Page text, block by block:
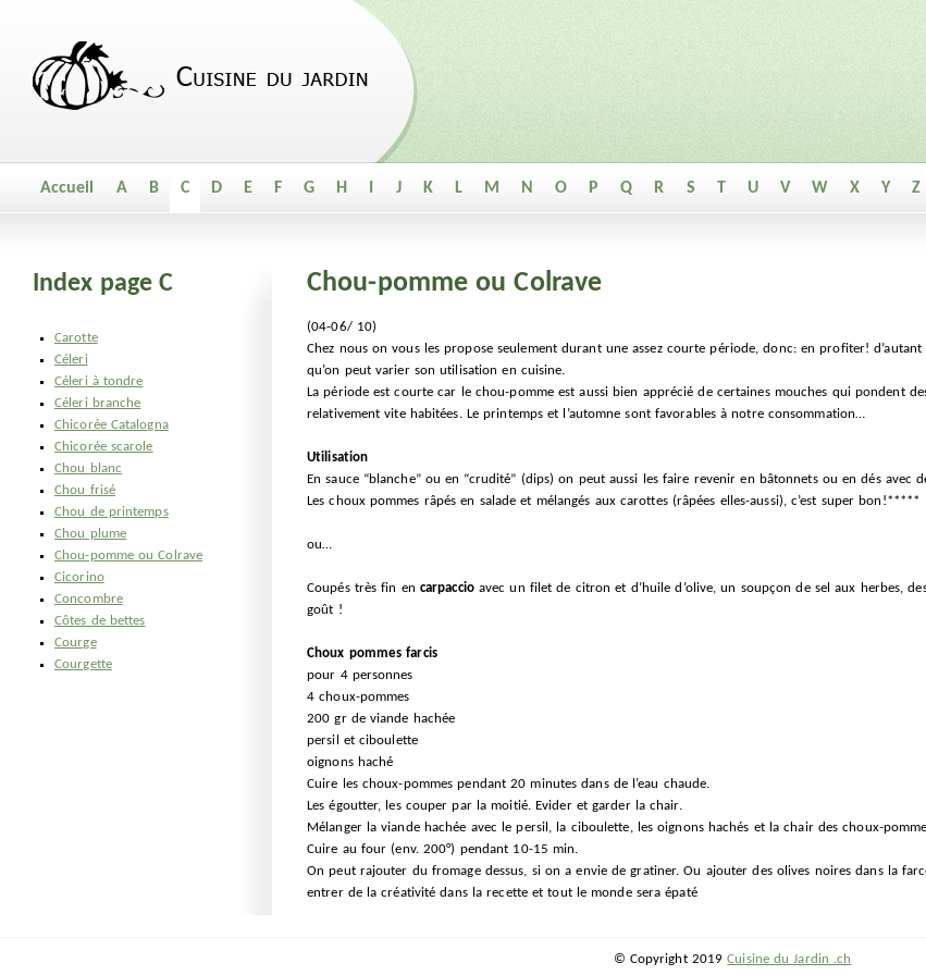
Accueil A B C D E F G H J K L M N O P Q R S T U V W X Y Z
Index page C
Carotte
Céleri
Céleri à tondre
Céleri branche
Chicorée Catalogna
Chicorée scarole
Chou blanc
Chou frisé
Chou de printemps
Chou plume
Chou-pomme ou Colrave
Cicorino
Concombre
Côtes de bettes
Courge
Courgette
Chou-pomme ou Colrave
(04-06/ 10)
Chez nous on vous les propose seulement durant une assez courte période, donc: en profiter! d’autant
qu’on peut varier son utilisation en cuisine.
La période est courte car le chou-pomme est aussi bien apprécié de certaines mouches qui pondent
relativement vite habitées. Le printemps et l’automne sont favorables à notre consommation…
Utilisation
En sauce “blanche” ou en “crudité” (dips) on peut aussi les faire revenir en bâtonnets ou en dés avec
Les choux pommes râpés en salade et mélangés aux carottes (râpées elles-aussi), c’est super bon!*****
ou…
Coupés très fin en carpaccioavec un filet de citron et d’huile d’olive, un soupçon de sel aux herbes,
goût !
Choux pommes farcis
pour 4 personnes
4 choux-pommes
200 gr de viande hachée
persil et ciboulette
oignons haché
Cuire les choux-pommes pendant 20 minutes dans de l’eau chaude.
Les égoutter, les couper par la moitié. Evider et garder la chair.
Mélanger la viande hachée avec le persil, la ciboulette, les oignons hachés et la chair des choux-
Cuire au four (env. 200°) pendant 10-15 min.
On peut rajouter du fromage dessus, si on a envie de gratiner. Ou ajouter des olives noires dans la
entrer de la créativité dans la recette et tout le monde sera épaté
© Copyright 2019Cuisine du Jardin .ch